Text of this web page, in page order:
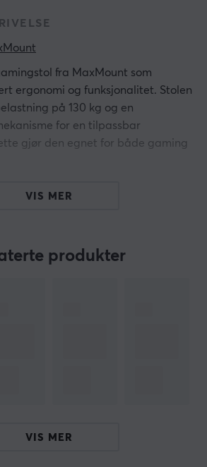
fra MaxMount som
ergonomi og funksjonalitet. Stolen
på 130 kg og en
for en tilpassbar
gjør den egnet for både gaming
luftig mesh-materiale som gir en
og rotasjonsjustering for å
Armlenene har 3D-
VIS MER
produkter
VIS MER